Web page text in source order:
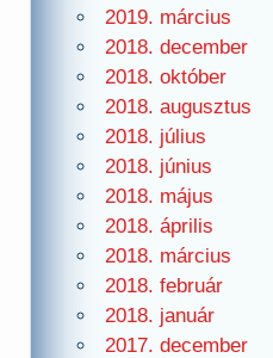
2019. március
2018. december
2018. október
2018. augusztus
2018. július
2018. június
2018. május
2018. április
2018. március
2018. február
2018. január
2017. december